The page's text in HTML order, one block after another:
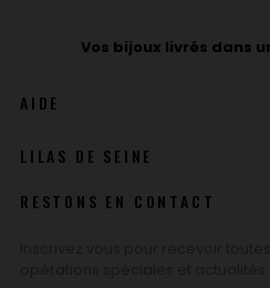
Vos bijoux livrés dans
AIDE
LILAS DE SEINE
RESTONS EN CONTACT